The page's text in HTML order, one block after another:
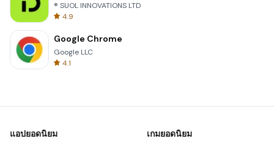
® SUOL INNOVATIONS LTD
4.9
Google Chrome
Google LLC
4.1
แอปยอดนิยม เกมยอดนิยม